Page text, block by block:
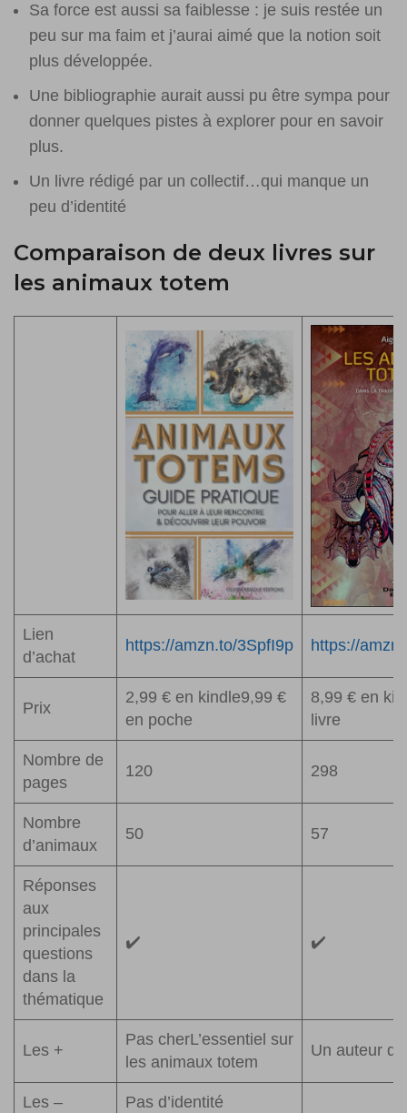
Sa force est aussi sa faiblesse : je suis restée un
peu sur ma faim et j’aurai aimé que la notion soit
plus développée.
Une bibliographie aurait aussi pu être sympa pour
donner quelques pistes à explorer pour en savoir
plus.
Un livre rédigé par un collectif…qui manque un
peu d’identité
Comparaison de deux livres sur
les animaux totem
Lien
d’achat
https://amzn.to/3SpfI9p https://
Prix
2,99 € en kindle9,99 €
en poche
8,99 € en
livre
Nombre de
pages
120 298
Nombre
d’animaux
50 57
Réponses
aux
principales
questions
dans la
thématique
✔️ ✔️
Les +
Pas cherL’essentiel sur
les animaux totem
Un auteur
Les – Pas d’identité